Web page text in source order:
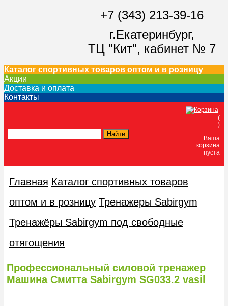
+7 (343) 213-39-16
г.Екатеринбург,
ТЦ "Кит", кабинет № 7
Каталог спортивных товаров оптом и в розницу
Акции
Доставка и оплата
Контакты
(
)
Ваша
корзина
пуста
Главная Каталог спортивных товаров
оптом и в розницу Тренажеры Sabirgym
Тренажёры Sabirgym под свободные
отягощения
Профессиональный силовой тренажер
Машина Смитта Sabirgym SG033.2 vasil